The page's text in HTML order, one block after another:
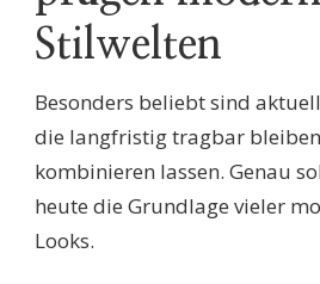
Stilwelten
Besonders beliebt sind
die langfristig tragbar
kombinieren lassen. Genau
heute die Grundlage vieler
Looks.